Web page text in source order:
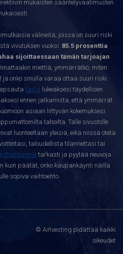
mukaisten sääntelyvaatimusten
välineitä, joissa on suuri riski
vivutuksen vuoksi. 85.5 prosenttia
sijoittaessaan tämän tarjoajan
miettiä, ymmärrätkö, miten
ja onko sinulla varaa ottaa suuri riski
tästä lukeaksesi täydellisen
ennen jatkamista, että ymmärrät
asiaan liittyvän kokemuksesi.
tahoilta. Tälle sivustolle
luonteeltaan yleisiä, eikä niissä oteta
taloudellista tilannettasi tai
tarkasti ja pyytää neuvoja
kuin päätät, onko kaupankäynti näillä
sopiva vaihtoehto.
© Ainvesting pidättää kaikki
oikeudet